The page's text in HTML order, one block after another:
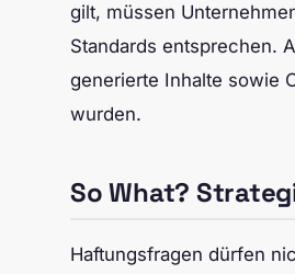
gilt, müssen
Standards entsprechen.
generierte Inhalte sowie
wurden.
So What?
Haftungsfragen dürfen